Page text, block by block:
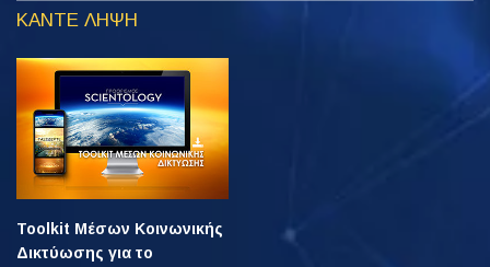
ΚΑΝΤΕ ΛΗΨΗ
Toolkit Μέσων Κοινωνικής
Δικτύωσης για το